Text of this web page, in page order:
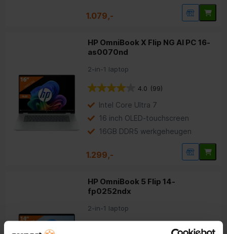
1.079,-
HP OmniBook X Flip NG AI PC 16-
as0070nd
2-in-1 laptop
4.0 (99)
Intel Core Ultra 7
16 inch OLED-touchscreen
16GB DDR5 werkgeheugen
1.299,-
HP OmniBook 5 Flip 14-
fp0252ndx
2-in-1 laptop